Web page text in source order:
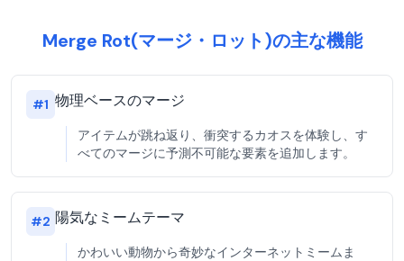
Merge Rot(マージ・ロット)の主な機能
#1 物理ベースのマージ
アイテムが跳ね返り、衝突するカオスを体験し、す
べてのマージに予測不可能な要素を追加します。
#2 陽気なミームテーマ
かわいい動物から奇妙なインターネットミームま